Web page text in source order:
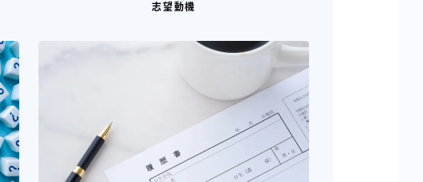
志望動機